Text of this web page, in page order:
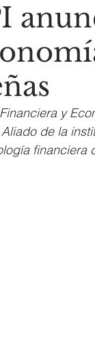
y
de la
financiera